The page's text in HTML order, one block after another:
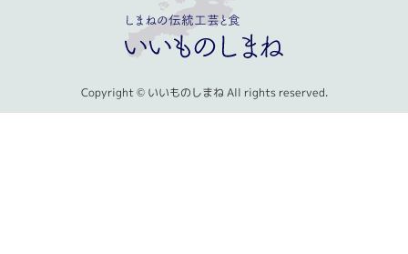
Copyright © いいものしまね All rights reserved.